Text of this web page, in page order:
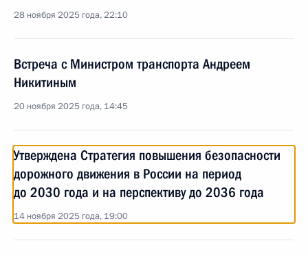
28 ноября 2025 года, 22:10
Встреча с Министром транспорта Андреем
Никитиным
20 ноября 2025 года, 14:45
Утверждена Стратегия повышения безопасности
дорожного движения в России на период
до 2030 года и на перспективу до 2036 года
14 ноября 2025 года, 19:00